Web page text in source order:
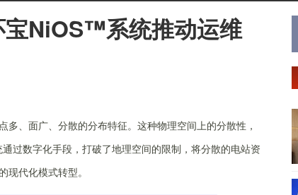
宝NiOS™系统推动运维
、面广、分散的分布特征。这种物理空间上的分散性，
过数字化手段，打破了地理空间的限制，将分散的电站资
代化模式转型。